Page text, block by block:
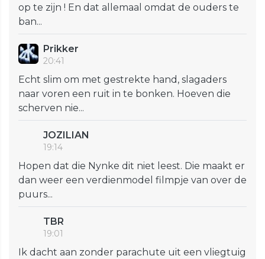
op te zijn ! En dat allemaal omdat de ouders te
ban...
Prikker
20:41
Echt slim om met gestrekte hand, slagaders
naar voren een ruit in te bonken. Hoeven die
scherven nie...
JOZILIAN
19:14
Hopen dat die Nynke dit niet leest. Die maakt er
dan weer een verdienmodel filmpje van over de
puurs...
TBR
19:01
Ik dacht aan zonder parachute uit een vliegtuig